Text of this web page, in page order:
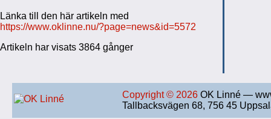
Länka till den här artikeln med
https://www.oklinne.nu/?page=news&id=5572
Artikeln har visats 3864 gånger
Copyright © 2026 OK Linné —
Tallbacksvägen 68, 756 45